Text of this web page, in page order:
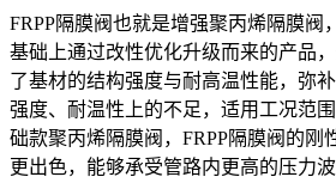
FRPP隔膜阀也就是增强聚丙烯隔膜阀
基础上通过改性优化升级而来的产品
了基材的结构强度与耐高温性能，弥
强度、耐温性上的不足，适用工况范
础款聚丙烯隔膜阀，FRPP隔膜阀的刚
更出色，能够承受管路内更高的压力